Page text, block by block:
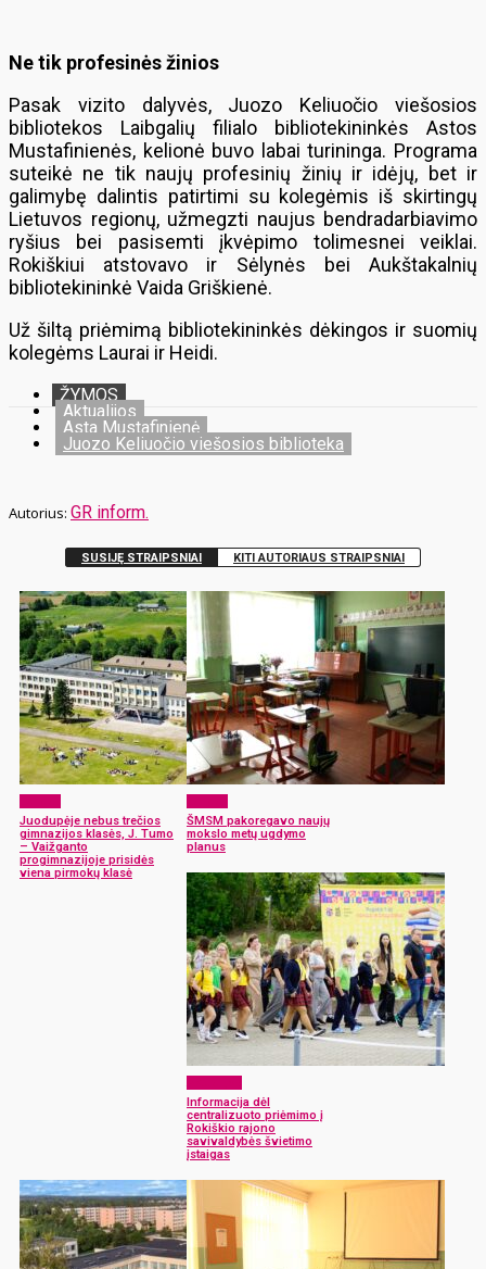
Ne tik profesinės žinios
Pasak vizito dalyvės, Juozo Keliuočio viešosios
bibliotekos Laibgalių filialo bibliotekininkės Astos
Mustafinienės, kelionė buvo labai turininga. Programa
suteikė ne tik naujų profesinių žinių ir idėjų, bet ir
galimybę dalintis patirtimi su kolegėmis iš skirtingų
Lietuvos regionų, užmegzti naujus bendradarbiavimo
ryšius bei pasisemti įkvėpimo tolimesnei veiklai.
Rokiškiui atstovavo ir Sėlynės bei Aukštakalnių
bibliotekininkė Vaida Griškienė.
Už šiltą priėmimą bibliotekininkės dėkingos ir suomių
kolegėms Laurai ir Heidi.
ŽYMOS
Aktualijos
Asta Mustafinienė
Juozo Keliuočio viešosios biblioteka
GR inform.
SUSIJĘ STRAIPSNIAI KITI AUTORIAUS STRAIPSNIAI
Juodupėje nebus trečios
gimnazijos klasės, J. Tumo
– Vaižganto
progimnazijoje prisidės
viena pirmokų klasė
ŠMSM pakoregavo naujų
mokslo metų ugdymo
planus
Informacija dėl
centralizuoto priėmimo į
Rokiškio rajono
savivaldybės švietimo
įstaigas